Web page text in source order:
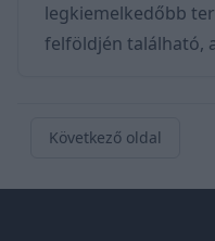
legkiemelkedőbb
felföldjén található,
gleccsert durva és
kráterekkel. Ez a
Következő oldal